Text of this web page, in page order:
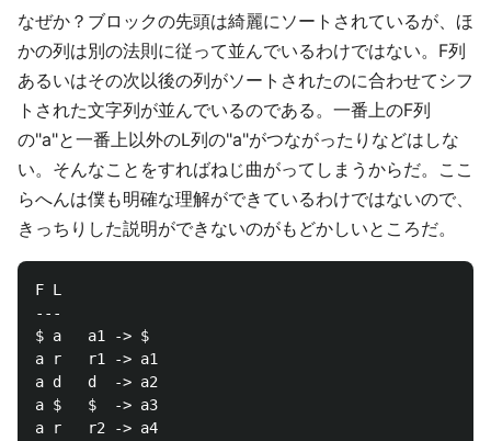
なぜか？ブロックの先頭は綺麗にソートされているが、ほ
かの列は別の法則に従って並んでいるわけではない。F列
あるいはその次以後の列がソートされたのに合わせてシフ
トされた文字列が並んでいるのである。一番上のF列
の"a"と一番上以外のL列の"a"がつながったりなどはしな
い。そんなことをすればねじ曲がってしまうからだ。ここ
らへんは僕も明確な理解ができているわけではないので、
きっちりした説明ができないのがもどかしいところだ。
F L
---
$ a   a1 -> $
a r   r1 -> a1
a d   d  -> a2
a $   $  -> a3
a r   r2 -> a4